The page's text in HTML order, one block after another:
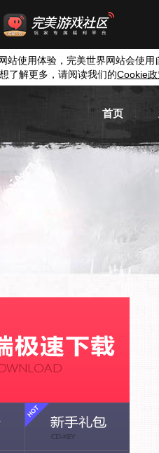
站使用体验，完美世界网站会使用
了解更多，请阅读我们的Cookie
首页